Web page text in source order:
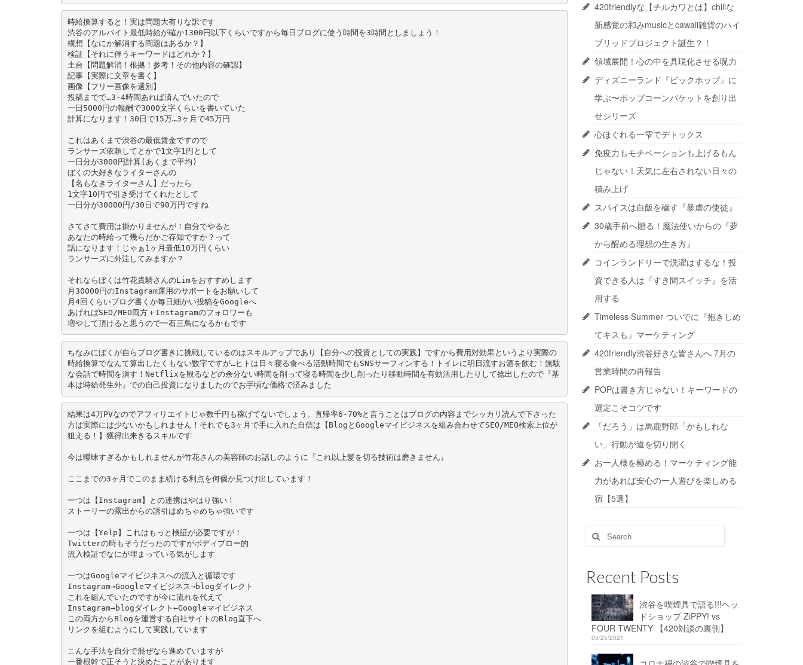
時給換算すると！実は問題大有りな訳です
渋谷のアルバイト最低時給が確か1300円以下くらいですから毎日ブログに使う時間を3時間としましょう！
構想【なにか解消する問題はあるか？】
検証【それに伴うキーワードはどれか？】
土台【問題解消！根拠！参考！その他内容の確認】
記事【実際に文章を書く】
画像【フリー画像を選別】
投稿までで…3-4時間あれば済んでいたので
一日5000円の報酬で3000文字くらいを書いていた
計算になります！30日で15万…3ヶ月で45万円
これはあくまで渋谷の最低賃金ですので
ランサーズ依頼してとかで1文字1円として
一日分が3000円計算(あくまで平均)
ぼくの大好きなライターさんの
【名もなきライターさん】だったら
1文字10円で引き受けてくれたとして
一日分が30000円/30日で90万円ですね
さてさて費用は掛かりませんが！自分でやると
あなたの時給って幾らだかご存知ですか？って
話になります！じゃぁ1ヶ月最低10万円くらい
ランサーズに外注してみますか？
それならぼくは竹花貴騎さんのLimをおすすめします
月30000円のInstagram運用のサポートをお願いして
月4回くらいブログ書くか毎日細かい投稿をGoogleへ
あげればSEO/MEO両方＋Instagramのフォロワーも
増やして頂けると思うので一石三鳥になるかもです
ちなみにぼくが自らブログ書きに挑戦しているのはスキルアップであり【自分への投資としての実践】ですから費用対効果というより実際の
時給換算でなんて算出したくもない数字ですが…ヒトは日々寝る食べる活動時間でもSNSサーフィンする！トイレに明日流すお酒を飲む！無駄
な会話で時間を潰す！Netflixを観るなどの余分ない時間を削って寝る時間を少し削ったり移動時間を有効活用したりして捻出したので『基
本は時給発生外』での自己投資になりましたのでお手頃な価格で済みました
結果は4万PVなのでアフィリエイトじゃ数千円も稼げてないでしょう。直帰率6-70%と言うことはブログの内容までシッカリ読んで下さった
方は実際には少ないかもしれません！それでも3ヶ月で手に入れた自信は【BlogとGoogleマイビジネスを組み合わせてSEO/MEO検索上位が
狙える！】獲得出来きるスキルです
今は曖昧すぎるかもしれませんが竹花さんの美容師のお話しのように『これ以上髪を切る技術は磨きません』
ここまでの3ヶ月でこのまま続ける利点を何個か見つけ出しています！
一つは【Instagram】との連携はやはり強い！
ストーリーの露出からの誘引はめちゃめちゃ強いです
一つは【Yelp】これはもっと検証が必要ですが！
Twitterの時もそうだったのですがボディブロー的
流入検証でなにが埋まっている気がします
一つはGoogleマイビジネスへの流入と循環です
Instagram→Googleマイビジネス→blogダイレクト
これを組んでいたのですが今に流れを代えて
Instagram→blogダイレクト←Googleマイビジネス
この両方からBlogを運営する自社サイトのBlog直下へ
リンクを組むようにして実践しています
こんな手法を自分で混ぜなら進めていますが
一番根幹で正そうと決めたことがあります
420friendlyな【チルカワとは】chillな
新感覚の和みmusicとcawaii雑貨のハイ
ブリッドプロジェクト誕生？！
領域展開！心の中を具現化させる呪力
ディズニーランド『ビックホップ』に
学ぶ〜ポップコーンバケットを創り出
せシリーズ
心ほぐれる一雫でデトックス
免疫力もモチベーションも上げるもん
じゃない！天気に左右されない日々の
積み上げ
スパイスは白飯を穢す『暴虐の使徒』
30歳手前へ贈る！魔法使いからの『夢
から醒める理想の生き方』
コインランドリーで洗濯はするな！投
資できる人は『すき間スイッチ』を活
用する
Timeless Summer ついでに『抱きしめ
てキスも』マーケティング
420friendly渋谷好きな皆さんへ 7月の
営業時間の再報告
POPは書き方じゃない！キーワードの
選定こそコツです
「だろう」は馬鹿野郎「かもしれな
い」行動が道を切り開く
お一人様を極める！マーケティング能
力があれば安心の一人遊びを楽しめる
宿【5選】
Search
for:
Recent Posts
渋谷を喫煙具で語る!!!ヘッ
ドショップ ZiPPY! vs
FOUR TWENTY 【420対談の裏側】
05/25/2021